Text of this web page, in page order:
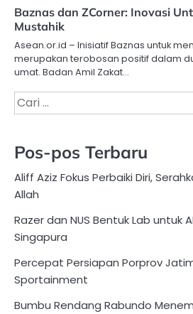
Baznas dan ZCorner: Inovasi
Mustahik
Asean.or.id – Inisiatif Baznas untuk
merupakan terobosan positif dalam
umat. Badan Amil Zakat…
Cari
untuk:
Pos-pos Terbaru
Aliff Aziz Fokus Perbaiki Diri,
Allah
Razer dan NUS Bentuk Lab untuk
Singapura
Percepat Persiapan Porprov Jatim
Sportainment
Bumbu Rendang Rabundo